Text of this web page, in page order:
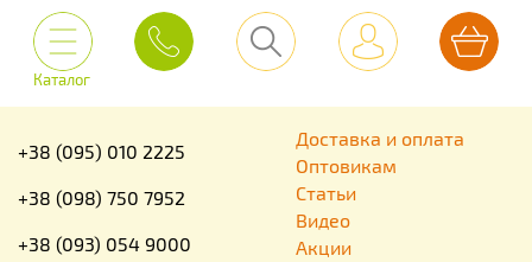
Каталог
+38 (095) 010 2225
+38 (098) 750 7952
+38 (093) 054 9000
Доставка и оплата
Оптовикам
Статьи
Видео
Акции